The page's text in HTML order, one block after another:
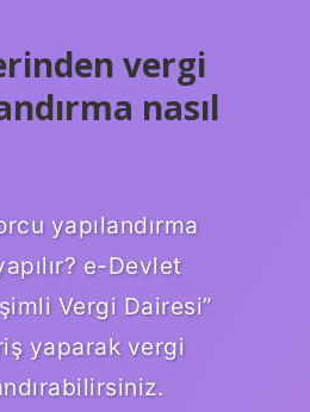
vergi
nasıl
yapılandırma
e-Devlet
Vergi Dairesi”
yaparak vergi